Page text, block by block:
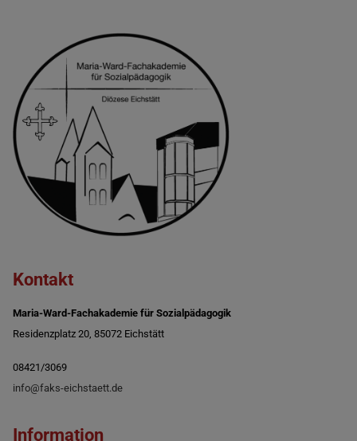
Kontakt
Maria-Ward-Fachakademie für Sozialpädagogik
Residenzplatz 20, 85072 Eichstätt
08421/3069
info@faks-eichstaett.de
Information